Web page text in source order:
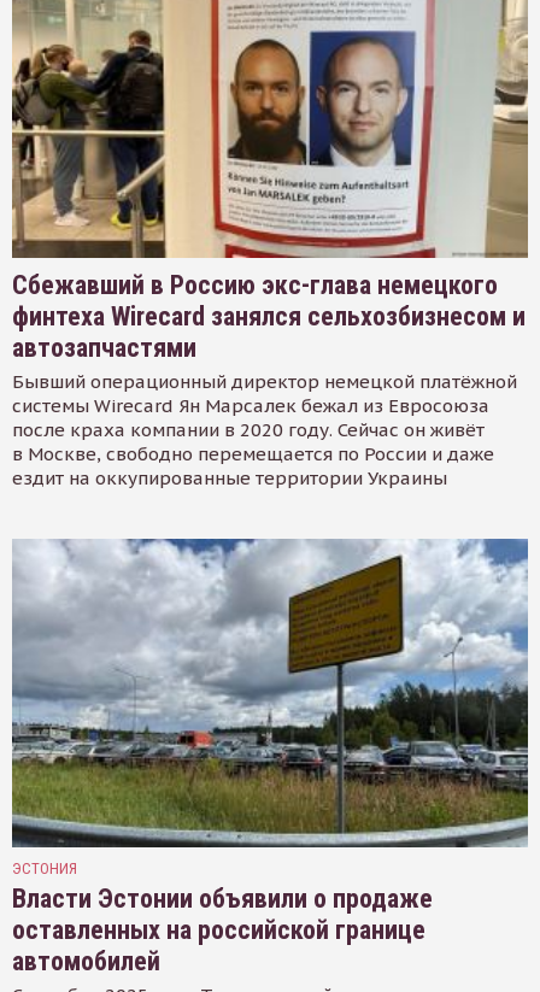
Сбежавший в Россию экс-глава немецкого
финтеха Wirecard занялся сельхозбизнесом и
автозапчастями
Бывший операционный директор немецкой платёжной
системы Wirecard Ян Марсалек бежал из Евросоюза
после краха компании в 2020 году. Сейчас он живёт
в Москве, свободно перемещается по России и даже
ездит на оккупированные территории Украины
ЭСТОНИЯ
Власти Эстонии объявили о продаже
оставленных на российской границе
автомобилей